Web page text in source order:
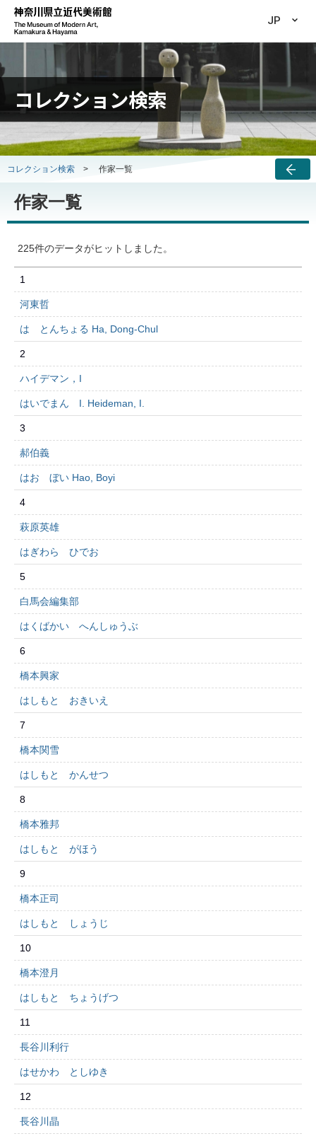
JP
コレクション検索
コレクション検索 > 作家一覧
作家一覧
225件のデータがヒットしました。
1
河東哲
は とんちょる Ha, Dong-Chul
2
ハイデマン，I
はいでまん I. Heideman, I.
3
郝伯義
はお ぼい Hao, Boyi
4
萩原英雄
はぎわら ひでお
5
白馬会編集部
はくばかい へんしゅうぶ
6
橋本興家
はしもと おきいえ
7
橋本関雪
はしもと かんせつ
8
橋本雅邦
はしもと がほう
9
橋本正司
はしもと しょうじ
10
橋本澄月
はしもと ちょうげつ
11
長谷川利行
はせかわ としゆき
12
長谷川晶